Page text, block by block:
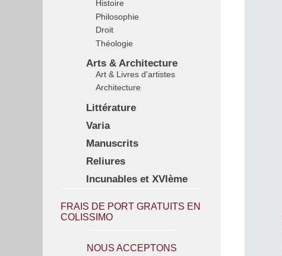
Histoire
Philosophie
Droit
Théologie
Arts & Architecture
Art & Livres d'artistes
Architecture
Littérature
Varia
Manuscrits
Reliures
Incunables et XVIème
FRAIS DE PORT GRATUITS EN
COLISSIMO
NOUS ACCEPTONS